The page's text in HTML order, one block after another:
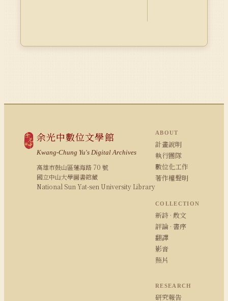
余光中數位文學館
Kwang-Chung Yu's Digital Archives
高雄市鼓山區蓮海路 70 號
國立中山大學圖書館藏
National Sun Yat-sen University Library
ABOUT
計畫說明
執行團隊
數位化工作
著作權聲明
COLLECTION
新詩 · 散文
評論 · 書序
翻譯
影音
照片
RESEARCH
研究報告